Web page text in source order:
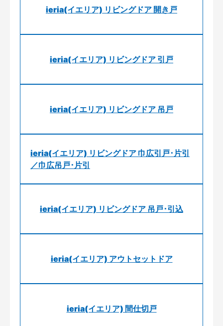
ieria(イエリア) リビングドア 開き戸
ieria(イエリア) リビングドア 引戸
ieria(イエリア) リビングドア 吊戸
ieria(イエリア) リビングドア 巾広引戸･片引
／巾広吊戸･片引
ieria(イエリア) リビングドア 吊戸･引込
ieria(イエリア) アウトセットドア
ieria(イエリア) 間仕切戸